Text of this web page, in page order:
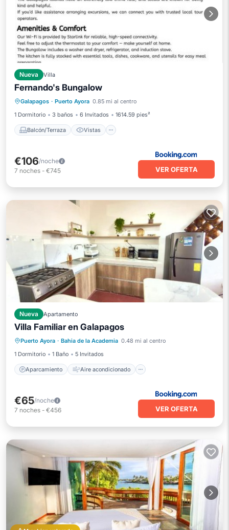
Nueva Villa
Fernando's Bungalow
Galapagos · Puerto Ayora 0.85 mi al centro
1 Dormitorio
3 baños 6 Invitados 1614.59 pies²
Balcón/Terraza Vistas
Balcón/Terraza
Aire acondicionado
Internet
€106/noche
7 noches - €745 VER OFERTA
Nueva Apartamento
Villa Familiar en Galapagos
Puerto Ayora · Bahia de la Academia 0.48 mi al centro
1 Dormitorio
1 Baño 5 Invitados
Aparcamiento Aire acondicionado
Aparcamiento
Aire acondicionado
Internet
Se admiten mascotas
€65/noche
7 noches - €456 VER OFERTA